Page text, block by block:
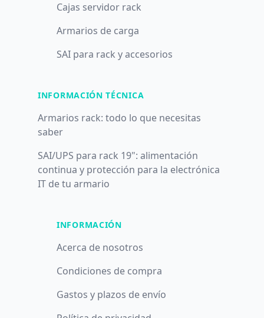
Cajas servidor rack
Armarios de carga
SAI para rack y accesorios
INFORMACIÓN TÉCNICA
Armarios rack: todo lo que necesitas
saber
SAI/UPS para rack 19": alimentación
continua y protección para la electrónica
IT de tu armario
INFORMACIÓN
Acerca de nosotros
Condiciones de compra
Gastos y plazos de envío